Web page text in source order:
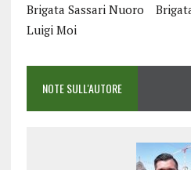
Brigata Sassari Nuoro
Luigi Moi
NOTE SULL'AUTORE